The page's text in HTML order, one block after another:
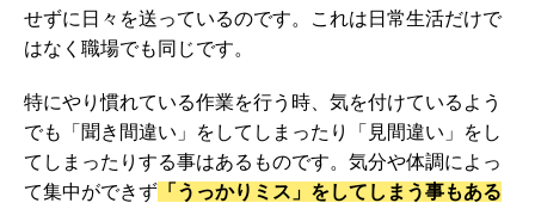
せずに日々を送っているのです。これは日常生活だけで
はなく職場でも同じです。
特にやり慣れている作業を行う時、気を付けているよう
でも「聞き間違い」をしてしまったり「見間違い」をし
てしまったりする事はあるものです。気分や体調によっ
て集中ができず 「うっかりミス」をしてしまう事もある